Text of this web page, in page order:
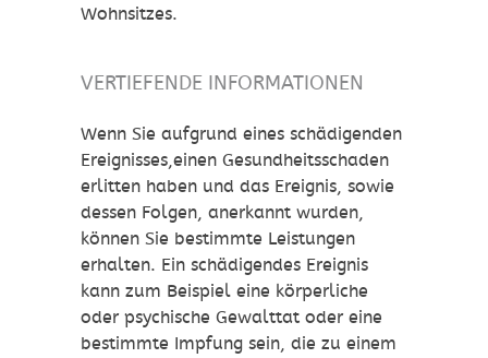
Wohnsitzes.
VERTIEFENDE INFORMATIONEN
Wenn Sie aufgrund eines schädigenden
Ereignisses,einen Gesundheitsschaden
erlitten haben und das Ereignis, sowie
dessen Folgen, anerkannt wurden,
können Sie bestimmte Leistungen
erhalten. Ein schädigendes Ereignis
kann zum Beispiel eine körperliche
oder psychische Gewalttat oder eine
bestimmte Impfung sein, die zu einem